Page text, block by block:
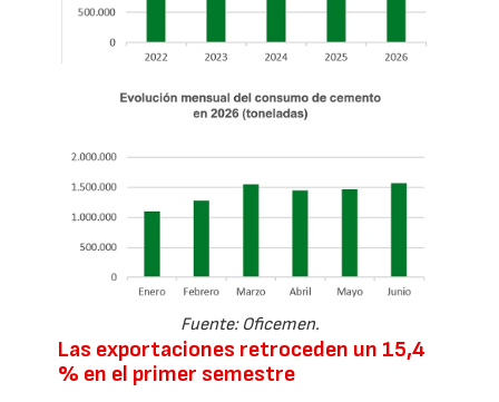
Fuente: Oficemen.
Las exportaciones retroceden un 15,4
% en el primer semestre